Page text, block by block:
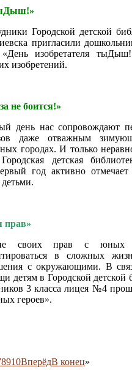
Городской детской
пригласили
изобретателя
изобретений.
не боится!»
день нас сопровождают
даже отважным
городах. И только
детская
год активно
прав»
своих прав с юных
в сложных
с окружающими. В
детям в Городской
3 класса лицея №4
героев».
8910ВперёдВ конец»